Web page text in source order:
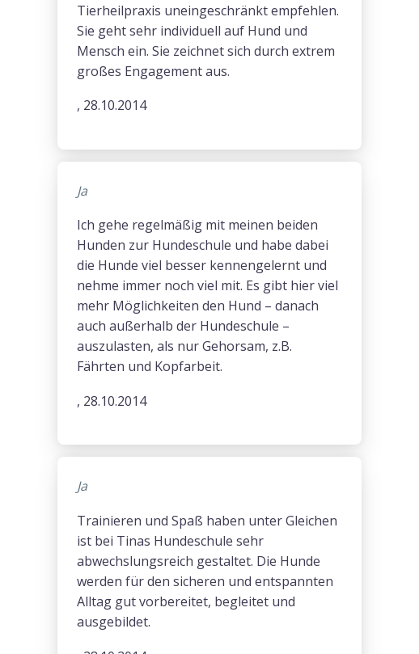
Tierheilpraxis uneingeschränkt empfehlen.
Sie geht sehr individuell auf Hund und
Mensch ein. Sie zeichnet sich durch extrem
großes Engagement aus.
, 28.10.2014
Ja
Ich gehe regelmäßig mit meinen beiden
Hunden zur Hundeschule und habe dabei
die Hunde viel besser kennengelernt und
nehme immer noch viel mit. Es gibt hier viel
mehr Möglichkeiten den Hund – danach
auch außerhalb der Hundeschule –
auszulasten, als nur Gehorsam, z.B.
Fährten und Kopfarbeit.
, 28.10.2014
Ja
Trainieren und Spaß haben unter Gleichen
ist bei Tinas Hundeschule sehr
abwechslungsreich gestaltet. Die Hunde
werden für den sicheren und entspannten
Alltag gut vorbereitet, begleitet und
ausgebildet.